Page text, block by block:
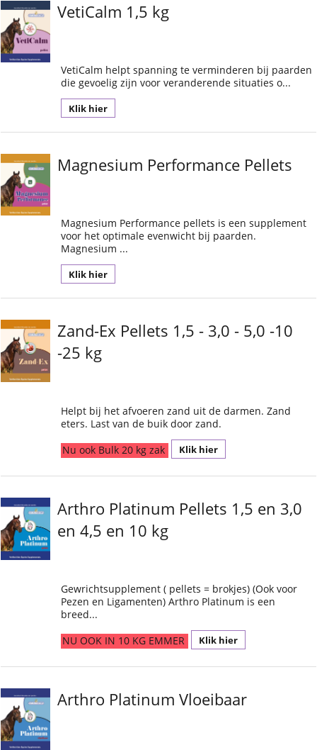
VetiCalm 1,5 kg
VetiCalm helpt spanning te verminderen bij paarden
die gevoelig zijn voor veranderende situaties o...
Klik hier
Magnesium Performance Pellets
Magnesium Performance pellets is een supplement
voor het optimale evenwicht bij paarden.
Magnesium ...
Klik hier
Zand-Ex Pellets 1,5 - 3,0 - 5,0 -10
-25 kg
Helpt bij het afvoeren zand uit de darmen. Zand
eters. Last van de buik door zand.
Nu ook Bulk 20 kg zak
Klik hier
Arthro Platinum Pellets 1,5 en 3,0
en 4,5 en 10 kg
Gewrichtsupplement ( pellets = brokjes) (Ook voor
Pezen en Ligamenten) Arthro Platinum is een
breed...
NU OOK IN 10 KG EMMER
Klik hier
Arthro Platinum Vloeibaar